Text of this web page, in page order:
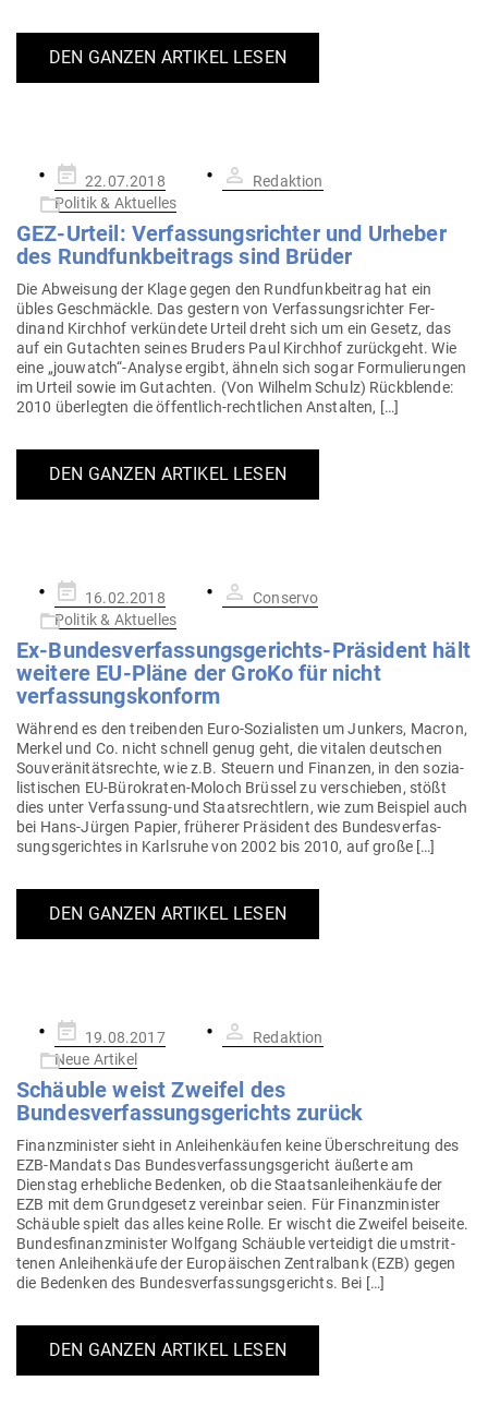
DEN GANZEN ARTIKEL LESEN
Gepostet
am
22.07.2018
Redaktion
Politik & Aktuelles
GEZ-Urteil: Ver­fas­sungs­richter und Urheber
des Rund­funk­bei­trags sind Brüder
Die Abweisung der Klage gegen den Rund­funk­beitrag hat ein
übles Geschmäckle. Das gestern von Ver­fas­sungs­richter Fer­
dinand Kirchhof ver­kündete Urteil dreht sich um ein Gesetz, das
auf ein Gut­achten seines Bruders Paul Kirchhof zurückgeht. Wie
eine „jouwatch“-Analyse ergibt, ähneln sich sogar For­mu­lie­rungen
im Urteil sowie im Gut­achten. (Von Wilhelm Schulz) Rück­blende:
2010 über­legten die öffentlich-rech­t­­lichen Anstalten, […]
DEN GANZEN ARTIKEL LESEN
Gepostet
am
16.02.2018
Conservo
Politik & Aktuelles
Ex-Bun­des­ver­fas­sungs­ge­richts-Prä­sident hält
weitere EU-Pläne der GroKo für nicht
verfassungskonform
Während es den trei­benden Euro-Sozia­­listen um Junkers, Macron,
Merkel und Co. nicht schnell genug geht, die vitalen deut­schen
Sou­ve­rä­ni­täts­rechte, wie z.B. Steuern und Finanzen, in den sozia­
lis­ti­schen EU-Büro­­­kraten-Moloch Brüssel zu ver­schieben, stößt
dies unter Ver­­­fassung-und Staats­rechtlern, wie zum Bei­spiel auch
bei Hans-Jürgen Papier, frü­herer Prä­sident des Bun­des­ver­fas­
sungs­ge­richtes in Karlsruhe von 2002 bis 2010, auf große […]
DEN GANZEN ARTIKEL LESEN
Gepostet
am
19.08.2017
Redaktion
Neue Artikel
Schäuble weist Zweifel des
Bundesverfassungs­gerichts zurück
Finanz­mi­nister sieht in Anlei­hen­käufen keine Über­schreitung des
EZB-Mandats Das Bun­des­ver­fas­sungs­ge­richt äußerte am
Dienstag erheb­liche Bedenken, ob die Staats­an­lei­hen­käufe der
EZB mit dem Grund­gesetz ver­einbar seien. Für Finanz­mi­nister
Schäuble spielt das alles keine Rolle. Er wischt die Zweifel bei­seite.
Bun­des­fi­nanz­mi­nister Wolfgang Schäuble ver­teidigt die umstrit­
tenen Anlei­hen­käufe der Euro­päi­schen Zen­tralbank (EZB) gegen
die Bedenken des Bun­des­ver­fas­sungs­ge­richts. Bei […]
DEN GANZEN ARTIKEL LESEN